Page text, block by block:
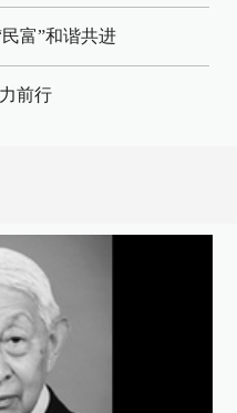
富”和谐共进
前行